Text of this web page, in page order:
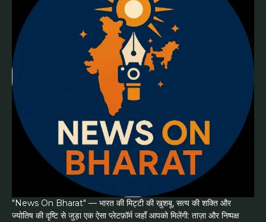
"News On Bharat" — भारत की मिट्टी की खुशबू, सत्य की शक्ति और
ज्योतिष की दृष्टि से जुड़ा एक ऐसा प्लेटफ़ॉर्म जहाँ आपको मिलेंगी: ताज़ा और निष्पक्ष